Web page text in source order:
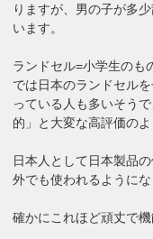
りますが、男の子が多
います。
ランドセル=小学生のも
では日本のランドセル
っている人も多いそう
的」と大変な高評価のよ
日本人として日本製品
外でも使われるように
確かにこれほど頑丈で